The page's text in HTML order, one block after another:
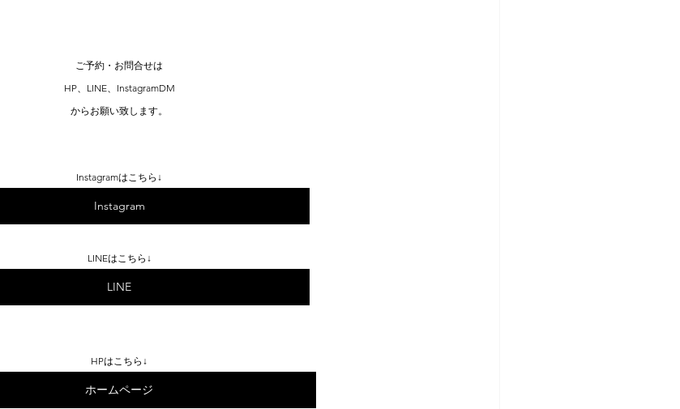
ご予約・お問合せは
HP、LINE、InstagramDM
からお願い致します。
Instagramはこちら↓
Instagram
LINEはこちら↓
LINE
HPはこちら↓
ホームページ